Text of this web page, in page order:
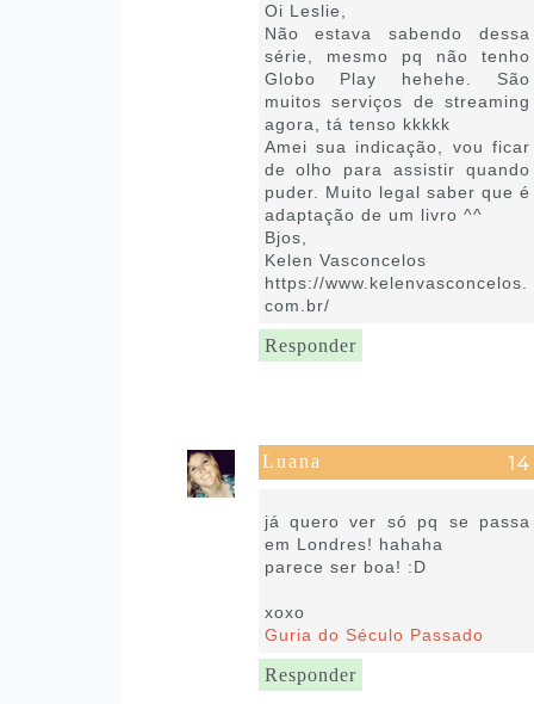
Oi Leslie,
Não estava sabendo dessa
série, mesmo pq não tenho
Globo Play hehehe. São
muitos serviços de streaming
agora, tá tenso kkkkk
Amei sua indicação, vou ficar
de olho para assistir quando
puder. Muito legal saber que é
adaptação de um livro ^^
Bjos,
Kelen Vasconcelos
https://www.kelenvasconcelos.
com.br/
Responder
Luana
já quero ver só pq se passa
em Londres! hahaha
parece ser boa! :D
xoxo
Guria do Século Passado
Responder